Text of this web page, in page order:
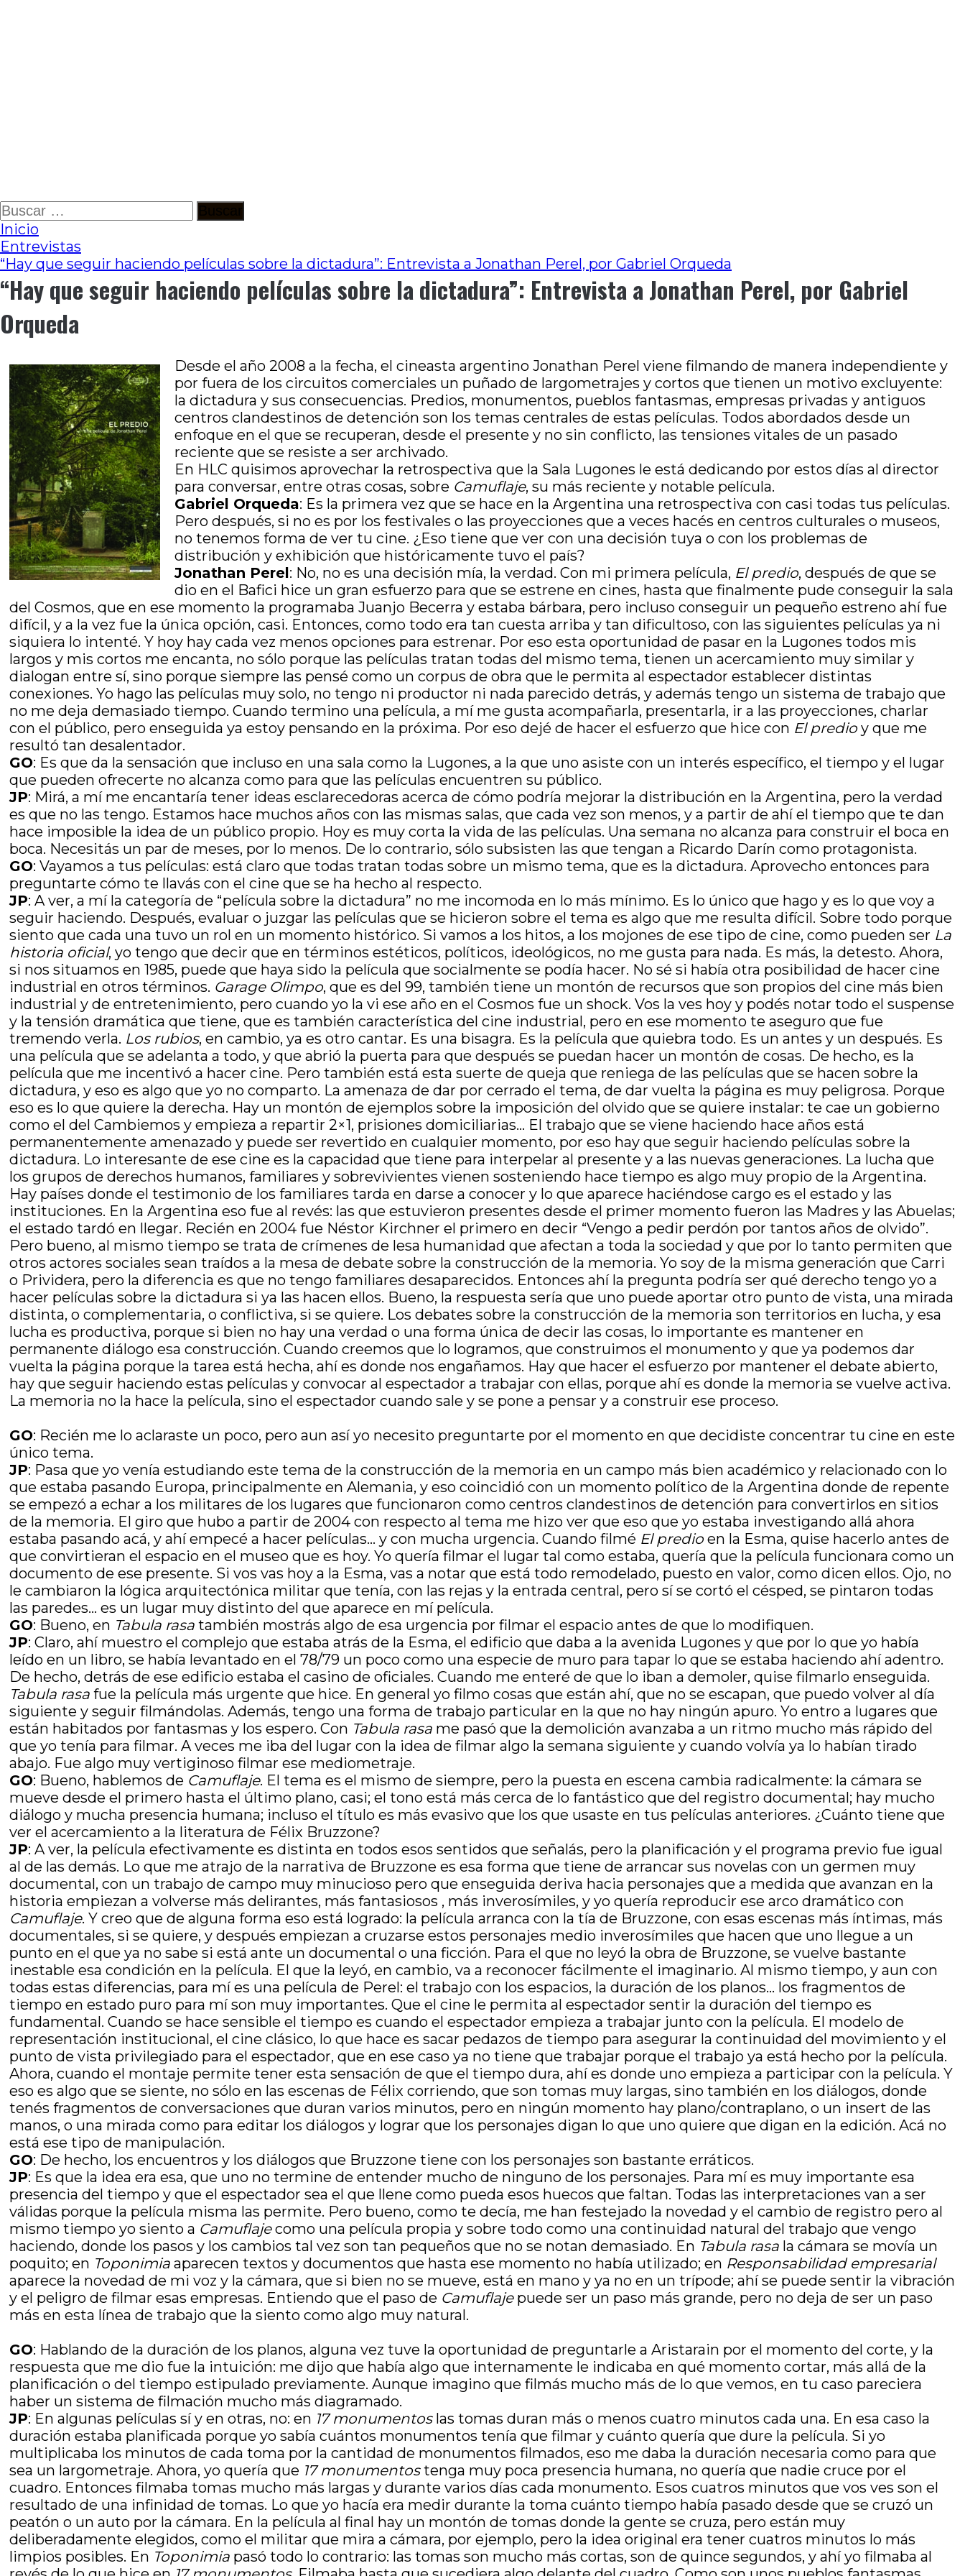
Ir
al
contenido
Buscar:
Inicio
Entrevistas
“Hay que seguir haciendo películas sobre la dictadura”: Entrevista a Jonathan Perel, por Gabriel Orqueda
“Hay que seguir haciendo películas sobre la dictadura”: Entrevista a Jonathan Perel, por Gabriel
Orqueda
Desde el año 2008 a la fecha, el cineasta argentino Jonathan Perel viene filmando de manera independiente y
por fuera de los circuitos comerciales un puñado de largometrajes y cortos que tienen un motivo excluyente:
la dictadura y sus consecuencias. Predios, monumentos, pueblos fantasmas, empresas privadas y antiguos
centros clandestinos de detención son los temas centrales de estas películas. Todos abordados desde un
enfoque en el que se recuperan, desde el presente y no sin conflicto, las tensiones vitales de un pasado
reciente que se resiste a ser archivado.
En HLC quisimos aprovechar la retrospectiva que la Sala Lugones le está dedicando por estos días al director
para conversar, entre otras cosas, sobre Camuflaje, su más reciente y notable película.
Gabriel Orqueda: Es la primera vez que se hace en la Argentina una retrospectiva con casi todas tus películas.
Pero después, si no es por los festivales o las proyecciones que a veces hacés en centros culturales o museos,
no tenemos forma de ver tu cine. ¿Eso tiene que ver con una decisión tuya o con los problemas de
distribución y exhibición que históricamente tuvo el país?
Jonathan Perel: No, no es una decisión mía, la verdad. Con mi primera película, El predio, después de que se
dio en el Bafici hice un gran esfuerzo para que se estrene en cines, hasta que finalmente pude conseguir la sala
del Cosmos, que en ese momento la programaba Juanjo Becerra y estaba bárbara, pero incluso conseguir un pequeño estreno ahí fue
difícil, y a la vez fue la única opción, casi. Entonces, como todo era tan cuesta arriba y tan dificultoso, con las siguientes películas ya ni
siquiera lo intenté. Y hoy hay cada vez menos opciones para estrenar. Por eso esta oportunidad de pasar en la Lugones todos mis
largos y mis cortos me encanta, no sólo porque las películas tratan todas del mismo tema, tienen un acercamiento muy similar y
dialogan entre sí, sino porque siempre las pensé como un corpus de obra que le permita al espectador establecer distintas
conexiones. Yo hago las películas muy solo, no tengo ni productor ni nada parecido detrás, y además tengo un sistema de trabajo que
no me deja demasiado tiempo. Cuando termino una película, a mí me gusta acompañarla, presentarla, ir a las proyecciones, charlar
con el público, pero enseguida ya estoy pensando en la próxima. Por eso dejé de hacer el esfuerzo que hice con El predioy que me
resultó tan desalentador.
GO: Es que da la sensación que incluso en una sala como la Lugones, a la que uno asiste con un interés específico, el tiempo y el lugar
que pueden ofrecerte no alcanza como para que las películas encuentren su público.
JP: Mirá, a mí me encantaría tener ideas esclarecedoras acerca de cómo podría mejorar la distribución en la Argentina, pero la verdad
es que no las tengo. Estamos hace muchos años con las mismas salas, que cada vez son menos, y a partir de ahí el tiempo que te dan
hace imposible la idea de un público propio. Hoy es muy corta la vida de las películas. Una semana no alcanza para construir el boca en
boca. Necesitás un par de meses, por lo menos. De lo contrario, sólo subsisten las que tengan a Ricardo Darín como protagonista.
GO: Vayamos a tus películas: está claro que todas tratan todas sobre un mismo tema, que es la dictadura. Aprovecho entonces para
preguntarte cómo te llavás con el cine que se ha hecho al respecto.
JP: A ver, a mí la categoría de “película sobre la dictadura” no me incomoda en lo más mínimo. Es lo único que hago y es lo que voy a
seguir haciendo. Después, evaluar o juzgar las películas que se hicieron sobre el tema es algo que me resulta difícil. Sobre todo porque
siento que cada una tuvo un rol en un momento histórico. Si vamos a los hitos, a los mojones de ese tipo de cine, como pueden ser La
historia oficial, yo tengo que decir que en términos estéticos, políticos, ideológicos, no me gusta para nada. Es más, la detesto. Ahora,
si nos situamos en 1985, puede que haya sido la película que socialmente se podía hacer. No sé si había otra posibilidad de hacer cine
industrial en otros términos. Garage Olimpo, que es del 99, también tiene un montón de recursos que son propios del cine más bien
industrial y de entretenimiento, pero cuando yo la vi ese año en el Cosmos fue un shock. Vos la ves hoy y podés notar todo el suspense
y la tensión dramática que tiene, que es también característica del cine industrial, pero en ese momento te aseguro que fue
tremendo verla. Los rubios, en cambio, ya es otro cantar. Es una bisagra. Es la película que quiebra todo. Es un antes y un después. Es
una película que se adelanta a todo, y que abrió la puerta para que después se puedan hacer un montón de cosas. De hecho, es la
película que me incentivó a hacer cine. Pero también está esta suerte de queja que reniega de las películas que se hacen sobre la
dictadura, y eso es algo que yo no comparto. La amenaza de dar por cerrado el tema, de dar vuelta la página es muy peligrosa. Porque
eso es lo que quiere la derecha. Hay un montón de ejemplos sobre la imposición del olvido que se quiere instalar: te cae un gobierno
como el del Cambiemos y empieza a repartir 2×1, prisiones domiciliarias… El trabajo que se viene haciendo hace años está
permanentemente amenazado y puede ser revertido en cualquier momento, por eso hay que seguir haciendo películas sobre la
dictadura. Lo interesante de ese cine es la capacidad que tiene para interpelar al presente y a las nuevas generaciones. La lucha que
los grupos de derechos humanos, familiares y sobrevivientes vienen sosteniendo hace tiempo es algo muy propio de la Argentina.
Hay países donde el testimonio de los familiares tarda en darse a conocer y lo que aparece haciéndose cargo es el estado y las
instituciones. En la Argentina eso fue al revés: las que estuvieron presentes desde el primer momento fueron las Madres y las Abuelas;
el estado tardó en llegar. Recién en 2004 fue Néstor Kirchner el primero en decir “Vengo a pedir perdón por tantos años de olvido”.
Pero bueno, al mismo tiempo se trata de crímenes de lesa humanidad que afectan a toda la sociedad y que por lo tanto permiten que
otros actores sociales sean traídos a la mesa de debate sobre la construcción de la memoria. Yo soy de la misma generación que Carri
o Prividera, pero la diferencia es que no tengo familiares desaparecidos. Entonces ahí la pregunta podría ser qué derecho tengo yo a
hacer películas sobre la dictadura si ya las hacen ellos. Bueno, la respuesta sería que uno puede aportar otro punto de vista, una mirada
distinta, o complementaria, o conflictiva, si se quiere. Los debates sobre la construcción de la memoria son territorios en lucha, y esa
lucha es productiva, porque si bien no hay una verdad o una forma única de decir las cosas, lo importante es mantener en
permanente diálogo esa construcción. Cuando creemos que lo logramos, que construimos el monumento y que ya podemos dar
vuelta la página porque la tarea está hecha, ahí es donde nos engañamos. Hay que hacer el esfuerzo por mantener el debate abierto,
hay que seguir haciendo estas películas y convocar al espectador a trabajar con ellas, porque ahí es donde la memoria se vuelve activa.
La memoria no la hace la película, sino el espectador cuando sale y se pone a pensar y a construir ese proceso.
GO: Recién me lo aclaraste un poco, pero aun así yo necesito preguntarte por el momento en que decidiste concentrar tu cine en este
único tema.
JP: Pasa que yo venía estudiando este tema de la construcción de la memoria en un campo más bien académico y relacionado con lo
que estaba pasando Europa, principalmente en Alemania, y eso coincidió con un momento político de la Argentina donde de repente
se empezó a echar a los militares de los lugares que funcionaron como centros clandestinos de detención para convertirlos en sitios
de la memoria. El giro que hubo a partir de 2004 con respecto al tema me hizo ver que eso que yo estaba investigando allá ahora
estaba pasando acá, y ahí empecé a hacer películas… y con mucha urgencia. Cuando filmé El predioen la Esma, quise hacerlo antes de
que convirtieran el espacio en el museo que es hoy. Yo quería filmar el lugar tal como estaba, quería que la película funcionara como un
documento de ese presente. Si vos vas hoy a la Esma, vas a notar que está todo remodelado, puesto en valor, como dicen ellos. Ojo, no
le cambiaron la lógica arquitectónica militar que tenía, con las rejas y la entrada central, pero sí se cortó el césped, se pintaron todas
las paredes… es un lugar muy distinto del que aparece en mí película.
GO: Bueno, en Tabula rasa también mostrás algo de esa urgencia por filmar el espacio antes de que lo modifiquen.
JP: Claro, ahí muestro el complejo que estaba atrás de la Esma, el edificio que daba a la avenida Lugones y que por lo que yo había
leído en un libro, se había levantado en el 78/79 un poco como una especie de muro para tapar lo que se estaba haciendo ahí adentro.
De hecho, detrás de ese edificio estaba el casino de oficiales. Cuando me enteré de que lo iban a demoler, quise filmarlo enseguida.
Tabula rasa fue la película más urgente que hice. En general yo filmo cosas que están ahí, que no se escapan, que puedo volver al día
siguiente y seguir filmándolas. Además, tengo una forma de trabajo particular en la que no hay ningún apuro. Yo entro a lugares que
están habitados por fantasmas y los espero. Con Tabula rasa me pasó que la demolición avanzaba a un ritmo mucho más rápido del
que yo tenía para filmar. A veces me iba del lugar con la idea de filmar algo la semana siguiente y cuando volvía ya lo habían tirado
abajo. Fue algo muy vertiginoso filmar ese mediometraje.
GO: Bueno, hablemos de Camuflaje. El tema es el mismo de siempre, pero la puesta en escena cambia radicalmente: la cámara se
mueve desde el primero hasta el último plano, casi; el tono está más cerca de lo fantástico que del registro documental; hay mucho
diálogo y mucha presencia humana; incluso el título es más evasivo que los que usaste en tus películas anteriores. ¿Cuánto tiene que
ver el acercamiento a la literatura de Félix Bruzzone?
JP: A ver, la película efectivamente es distinta en todos esos sentidos que señalás, pero la planificación y el programa previo fue igual
al de las demás. Lo que me atrajo de la narrativa de Bruzzone es esa forma que tiene de arrancar sus novelas con un germen muy
documental, con un trabajo de campo muy minucioso pero que enseguida deriva hacia personajes que a medida que avanzan en la
historia empiezan a volverse más delirantes, más fantasiosos , más inverosímiles, y yo quería reproducir ese arco dramático con
Camuflaje. Y creo que de alguna forma eso está logrado: la película arranca con la tía de Bruzzone, con esas escenas más íntimas, más
documentales, si se quiere, y después empiezan a cruzarse estos personajes medio inverosímiles que hacen que uno llegue a un
punto en el que ya no sabe si está ante un documental o una ficción. Para el que no leyó la obra de Bruzzone, se vuelve bastante
inestable esa condición en la película. El que la leyó, en cambio, va a reconocer fácilmente el imaginario. Al mismo tiempo, y aun con
todas estas diferencias, para mí es una película de Perel: el trabajo con los espacios, la duración de los planos… los fragmentos de
tiempo en estado puro para mí son muy importantes. Que el cine le permita al espectador sentir la duración del tiempo es
fundamental. Cuando se hace sensible el tiempo es cuando el espectador empieza a trabajar junto con la película. El modelo de
representación institucional, el cine clásico, lo que hace es sacar pedazos de tiempo para asegurar la continuidad del movimiento y el
punto de vista privilegiado para el espectador, que en ese caso ya no tiene que trabajar porque el trabajo ya está hecho por la película.
Ahora, cuando el montaje permite tener esta sensación de que el tiempo dura, ahí es donde uno empieza a participar con la película. Y
eso es algo que se siente, no sólo en las escenas de Félix corriendo, que son tomas muy largas, sino también en los diálogos, donde
tenés fragmentos de conversaciones que duran varios minutos, pero en ningún momento hay plano/contraplano, o un insert de las
manos, o una mirada como para editar los diálogos y lograr que los personajes digan lo que uno quiere que digan en la edición. Acá no
está ese tipo de manipulación.
GO: De hecho, los encuentros y los diálogos que Bruzzone tiene con los personajes son bastante erráticos.
JP: Es que la idea era esa, que uno no termine de entender mucho de ninguno de los personajes. Para mí es muy importante esa
presencia del tiempo y que el espectador sea el que llene como pueda esos huecos que faltan. Todas las interpretaciones van a ser
válidas porque la película misma las permite. Pero bueno, como te decía, me han festejado la novedad y el cambio de registro pero al
mismo tiempo yo siento a Camuflajecomo una película propia y sobre todo como una continuidad natural del trabajo que vengo
haciendo, donde los pasos y los cambios tal vez son tan pequeños que no se notan demasiado. En Tabula rasa la cámara se movía un
poquito; en Toponimia aparecen textos y documentos que hasta ese momento no había utilizado; en Responsabilidad empresarial
aparece la novedad de mi voz y la cámara, que si bien no se mueve, está en mano y ya no en un trípode; ahí se puede sentir la vibración
y el peligro de filmar esas empresas. Entiendo que el paso de Camuflajepuede ser un paso más grande, pero no deja de ser un paso
más en esta línea de trabajo que la siento como algo muy natural.
GO: Hablando de la duración de los planos, alguna vez tuve la oportunidad de preguntarle a Aristarain por el momento del corte, y la
respuesta que me dio fue la intuición: me dijo que había algo que internamente le indicaba en qué momento cortar, más allá de la
planificación o del tiempo estipulado previamente. Aunque imagino que filmás mucho más de lo que vemos, en tu caso pareciera
haber un sistema de filmación mucho más diagramado.
JP: En algunas películas sí y en otras, no: en 17 monumentoslas tomas duran más o menos cuatro minutos cada una. En esa caso la
duración estaba planificada porque yo sabía cuántos monumentos tenía que filmar y cuánto quería que dure la película. Si yo
multiplicaba los minutos de cada toma por la cantidad de monumentos filmados, eso me daba la duración necesaria como para que
sea un largometraje. Ahora, yo quería que 17 monumentostenga muy poca presencia humana, no quería que nadie cruce por el
cuadro. Entonces filmaba tomas mucho más largas y durante varios días cada monumento. Esos cuatros minutos que vos ves son el
resultado de una infinidad de tomas. Lo que yo hacía era medir durante la toma cuánto tiempo había pasado desde que se cruzó un
peatón o un auto por la cámara. En la película al final hay un montón de tomas donde la gente se cruza, pero están muy
deliberadamente elegidos, como el militar que mira a cámara, por ejemplo, pero la idea original era tener cuatros minutos lo más
limpios posibles. En Toponimia pasó todo lo contrario: las tomas son mucho más cortas, son de quince segundos, y ahí yo filmaba al